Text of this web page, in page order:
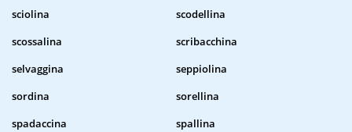
sciolina
scodellina
scossalina
scribacchina
selvaggina
seppiolina
sordina
sorellina
spadaccina
spallina